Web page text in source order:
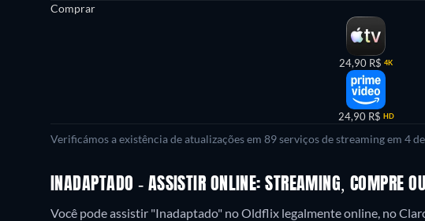
Comprar
24,90 R$ 4K
24,90 R$ HD
Verificámos a existência de atualizações em 89 serviços de streaming em 4
INADAPTADO - ASSISTIR ONLINE: STREAMING, COMPRE
Você pode assistir "Inadaptado" no Oldflix legalmente online, no